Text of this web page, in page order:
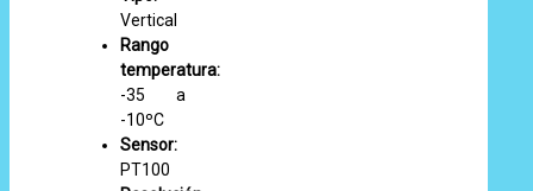
Vertical
Rango
temperatura:
-35 a
-10ºC
Sensor:
PT100